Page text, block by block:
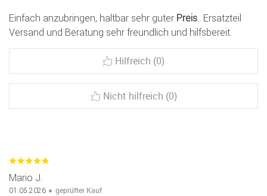
Einfach anzubringen, haltbar sehr guter Preis.. Ersatzteil
Versand und Beratung sehr freundlich und hilfsbereit.
Hilfreich (0)
Nicht hilfreich (0)
Mario J.
01.05.2026 geprüfter Kauf